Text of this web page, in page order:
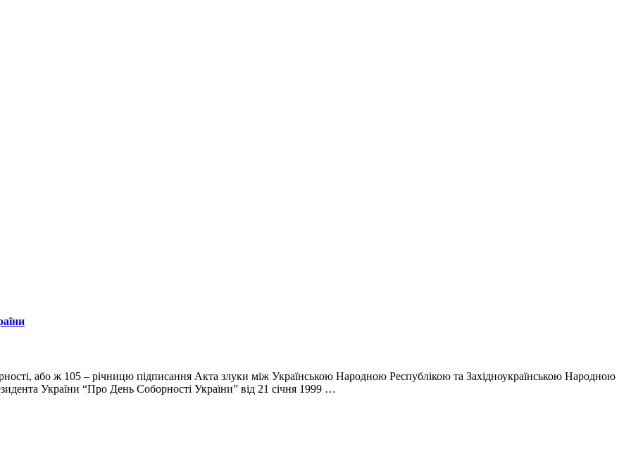
або ж 105 – річницю підписання Акта злуки між Українською Народною Республікою та Західноукраїнською Народною
України “Про День Соборності України” від 21 січня 1999 …